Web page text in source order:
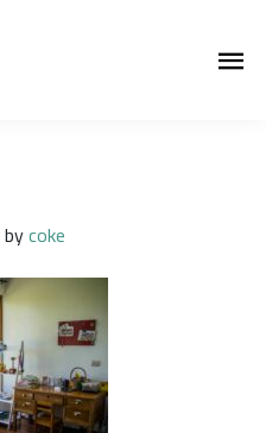
bycoke